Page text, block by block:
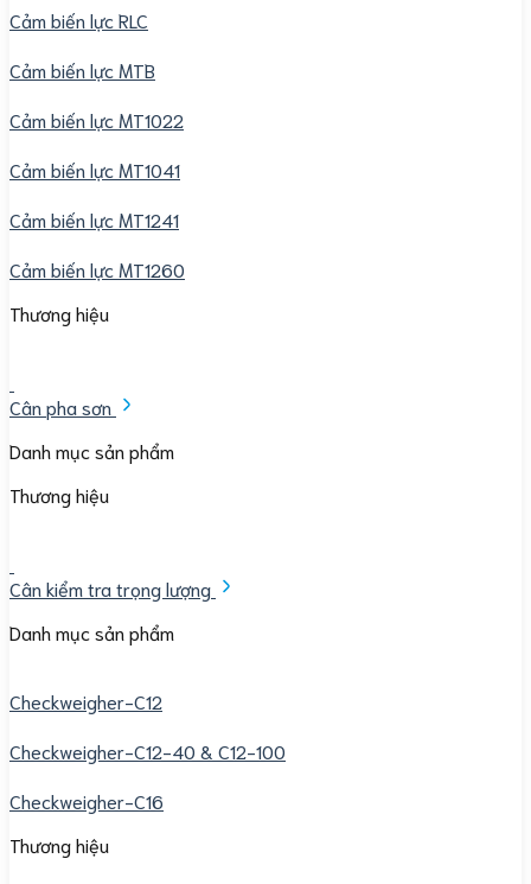
Cảm biến lực RLC
Cảm biến lực MTB
Cảm biến lực MT1022
Cảm biến lực MT1041
Cảm biến lực MT1241
Cảm biến lực MT1260
Thương hiệu
Cân pha sơn
Danh mục sản phẩm
Thương hiệu
Cân kiểm tra trọng lượng
Danh mục sản phẩm
Checkweigher-C12
Checkweigher-C12-40 & C12-100
Checkweigher-C16
Thương hiệu